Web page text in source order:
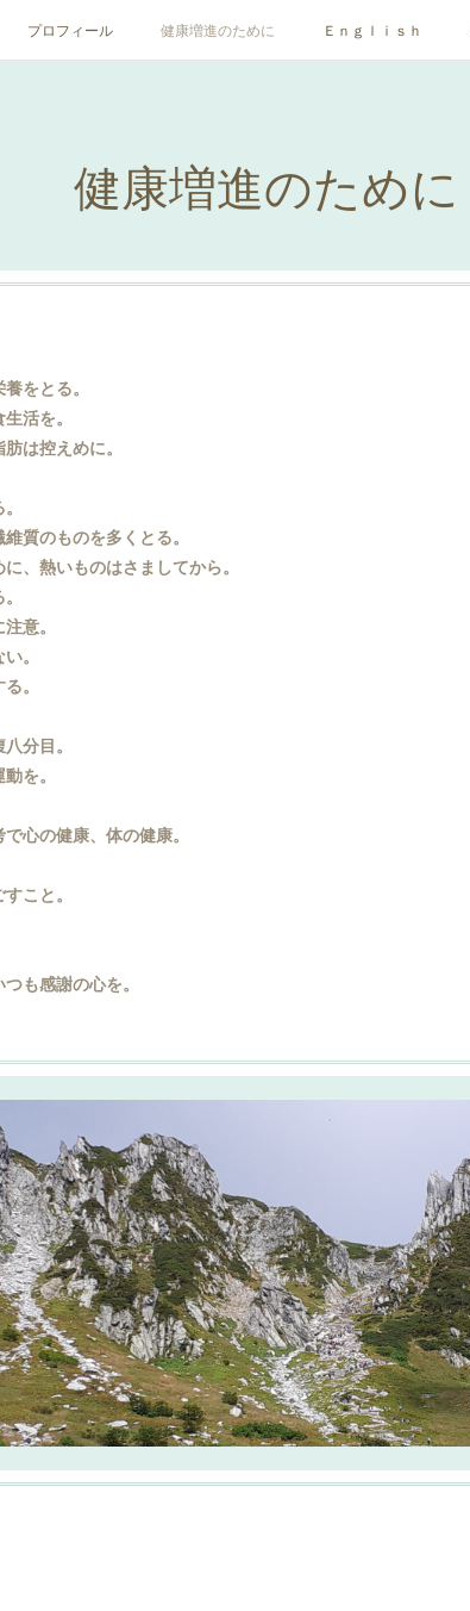
プロフィール 健康増進のために Ｅｎｇｌｉｓｈ
健康増進のために
をとる。
活を。
は控えめに。
質のものを多くとる。
、熱いものはさましてから。
意。
。
。
分目。
を。
心の健康、体の健康。
こと。
も感謝の心を。